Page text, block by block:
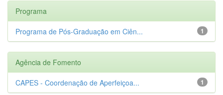
Programa
1
Programa de Pós-Graduação em Ciên...
Agência de Fomento
1
CAPES - Coordenação de Aperfeiçoa...